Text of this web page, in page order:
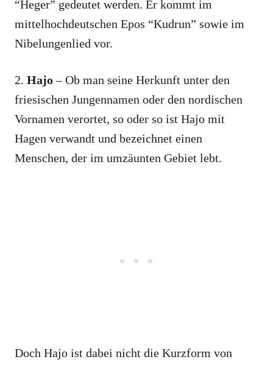
“Heger” gedeutet werden. Er kommt im
mittelhochdeutschen Epos “Kudrun” sowie im
Nibelungenlied vor.
2. Hajo– Ob man seine Herkunft unter den
friesischen Jungennamen oder den nordischen
Vornamen verortet, so oder so ist Hajo mit
Hagen verwandt und bezeichnet einen
Menschen, der im umzäunten Gebiet lebt.
Doch Hajo ist dabei nicht die Kurzform von